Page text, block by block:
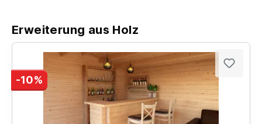
Erweiterung aus Holz
-10%